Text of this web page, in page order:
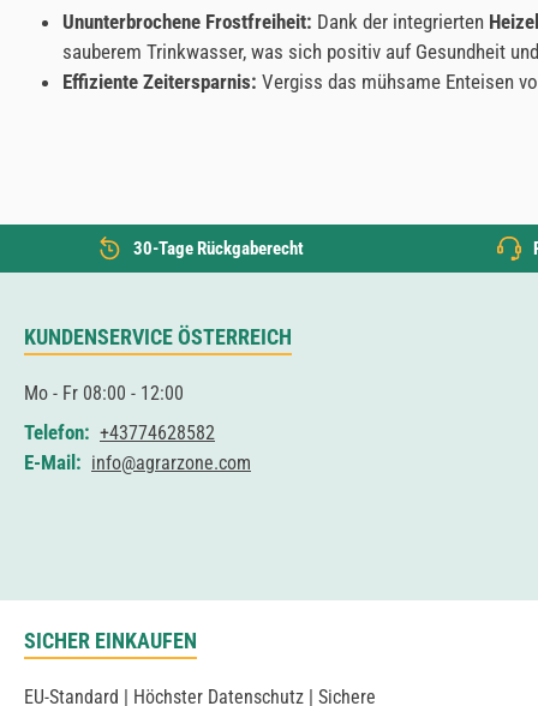
Ununterbrochene Frostfreiheit: Dank der integrierten
sauberem Trinkwasser, was sich positiv auf Gesundheit
Effiziente Zeitersparnis: Vergiss das mühsame Enteisen
30-Tage Rückgaberecht
KUNDENSERVICE ÖSTERREICH
Mo - Fr 08:00 - 12:00
Telefon: +43774628582
E-Mail: info@agrarzone.com
SICHER EINKAUFEN
EU-Standard | Höchster Datenschutz | Sichere